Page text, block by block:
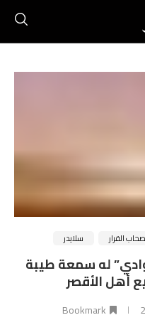
القرار سلايدر
له سمعة طيبة
أهل الأقصر
Bookmark